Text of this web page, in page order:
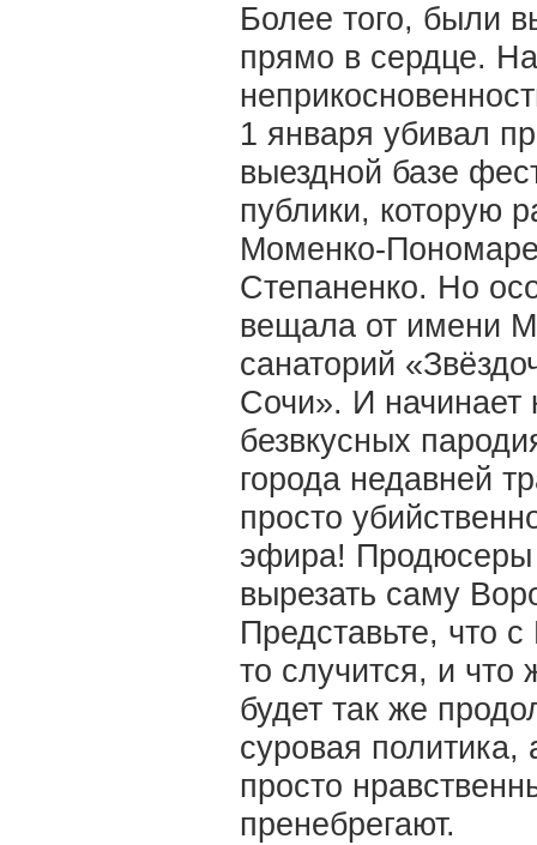
Более того, были
прямо в сердце.
1 января убивал
выездной базе
публики, которую
Моменко-
Степаненко. Но
вещала от имени
санаторий
Сочи». И начинает
безвкусных
города недавней
просто
эфира! Продюсеры
вырезать саму
Представьте, что
то случится, и
будет так же
суровая
просто
пренебрегают.